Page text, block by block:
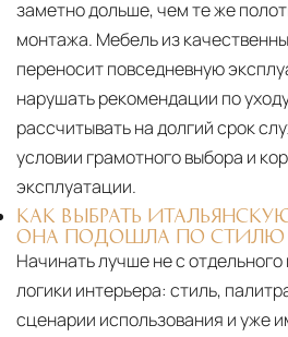
заметно дольше, чем те же
монтажа. Мебель из
переносит повседневную
нарушать рекомендации по
рассчитывать на долгий срок
условии грамотного выбора и
эксплуатации.
КАК ВЫБРАТЬ
ОНА ПОДОШЛА ПО СТИЛЮ
Начинать лучше не с
логики интерьера: стиль,
сценарии использования и уже